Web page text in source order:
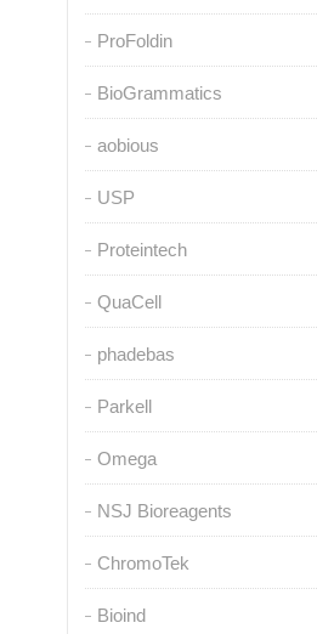
ProFoldin
BioGrammatics
aobious
USP
Proteintech
QuaCell
phadebas
Parkell
Omega
NSJ Bioreagents
ChromoTek
Bioind